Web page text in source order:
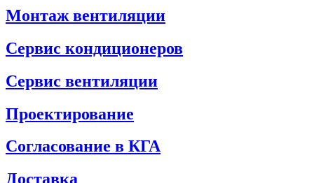
Монтаж вентиляции
Сервис кондиционеров
Сервис вентиляции
Проектирование
Согласование в КГА
Доставка